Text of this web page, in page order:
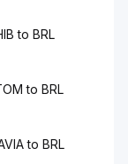
to BRL
to BRL
to BRL